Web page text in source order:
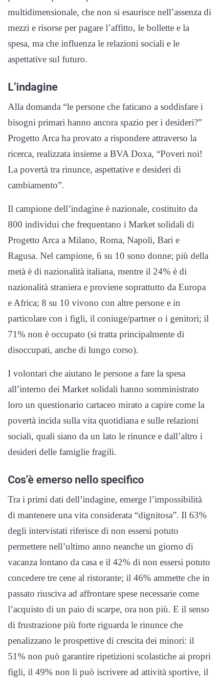
multidimensionale, che non si esaurisce nell’assenza di
mezzi e risorse per pagare l’affitto, le bollette e la
spesa, ma che influenza le relazioni sociali e le
aspettative sul futuro.
L’indagine
Alla domanda “le persone che faticano a soddisfare i
bisogni primari hanno ancora spazio per i desideri?”
Progetto Arca ha provato a rispondere attraverso la
ricerca, realizzata insieme a BVA Doxa, “Poveri noi!
La povertà tra rinunce, aspettative e desideri di
cambiamento”.
Il campione dell’indagine è nazionale, costituito da
800 individui che frequentano i Market solidali di
Progetto Arca a Milano, Roma, Napoli, Bari e
Ragusa. Nel campione, 6 su 10 sono donne; più della
metà è di nazionalità italiana, mentre il 24% è di
nazionalità straniera e proviene soprattutto da Europa
e Africa; 8 su 10 vivono con altre persone e in
particolare con i figli, il coniuge/partner o i genitori; il
71% non è occupato (si tratta principalmente di
disoccupati, anche di lungo corso).
I volontari che aiutano le persone a fare la spesa
all’interno dei Market solidali hanno somministrato
loro un questionario cartaceo mirato a capire come la
povertà incida sulla vita quotidiana e sulle relazioni
sociali, quali siano da un lato le rinunce e dall’altro i
desideri delle famiglie fragili.
Cos’è emerso nello specifico
Tra i primi dati dell’indagine, emerge l’impossibilità
di mantenere una vita considerata “dignitosa”. Il 63%
degli intervistati riferisce di non essersi potuto
permettere nell’ultimo anno neanche un giorno di
vacanza lontano da casa e il 42% di non essersi potuto
concedere tre cene al ristorante; il 46% ammette che in
passato riusciva ad affrontare spese necessarie come
l’acquisto di un paio di scarpe, ora non più. E il senso
di frustrazione più forte riguarda le rinunce che
penalizzano le prospettive di crescita dei minori: il
51% non può garantire ripetizioni scolastiche ai propri
figli, il 49% non li può iscrivere ad attività sportive, il